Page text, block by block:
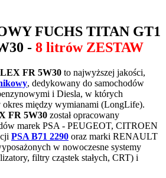
FUCHS TITAN GT1
- 8 litrów ZESTAW
FR 5W30 to najwyższej jakości,
, dedykowany do samochodów
i Diesla, w których
okres między wymianami (LongLife).
FR 5W30 został opracowany
marek PSA - PEUGEOT, CITROEN
PSA B71 2290 oraz marki RENAULT
w nowoczesne systemy
filtry cząstek stałych, CRT) i